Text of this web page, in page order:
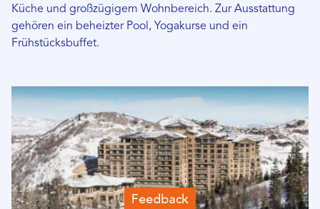
Küche und großzügigem Wohnbereich. Zur Ausstattung
gehören ein beheizter Pool, Yogakurse und ein
Frühstücksbuffet.